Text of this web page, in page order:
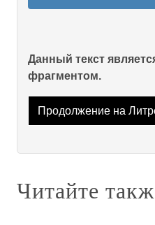
Данный текст
фрагментом.
Продолжение на
Читайте